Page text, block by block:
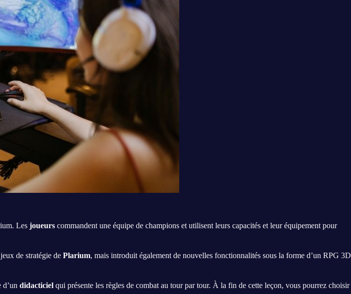
Les joueurs commandent une équipe de champions et utilisent leurs capacités et leur équipement pour
de stratégie de Plarium, mais introduit également de nouvelles fonctionnalités sous la forme d’un RPG 3D
didacticiel qui présente les règles de combat au tour par tour. À la fin de cette leçon, vous pourrez choisir